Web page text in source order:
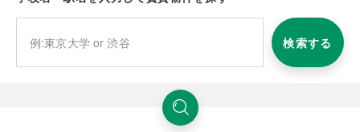
検索する